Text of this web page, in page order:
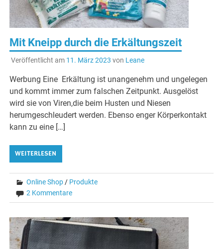
Mit Kneipp durch die Erkältungszeit
Veröffentlicht am 11. März 2023 von Leane
Werbung Eine Erkältung ist unangenehm und ungelegen
und kommt immer zum falschen Zeitpunkt. Ausgelöst
wird sie von Viren,die beim Husten und Niesen
herumgeschleudert werden. Ebenso enger Körperkontakt
kann zu eine […]
WEITERLESEN
Online Shop / Produkte
2 Kommentare